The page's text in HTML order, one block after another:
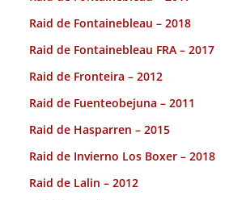
Raid de Fontainebleau – 2018
Raid de Fontainebleau FRA – 2017
Raid de Fronteira – 2012
Raid de Fuenteobejuna – 2011
Raid de Hasparren – 2015
Raid de Invierno Los Boxer – 2018
Raid de Lalin – 2012